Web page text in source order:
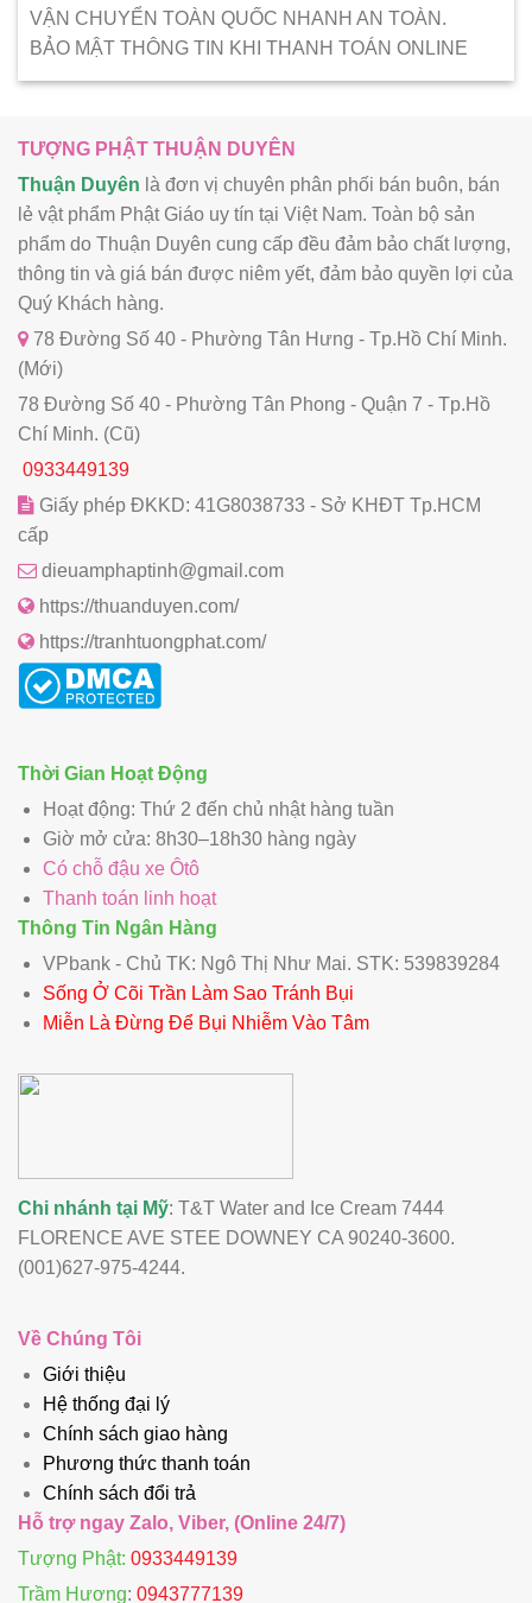
VẬN CHUYỂN TOÀN QUỐC NHANH AN TOÀN.
BẢO MẬT THÔNG TIN KHI THANH TOÁN ONLINE
TƯỢNG PHẬT THUẬN DUYÊN
Thuận Duyên là đơn vị chuyên phân phối bán buôn, bán
lẻ vật phẩm Phật Giáo uy tín tại Việt Nam. Toàn bộ sản
phẩm do Thuận Duyên cung cấp đều đảm bảo chất lượng,
thông tin và giá bán được niêm yết, đảm bảo quyền lợi của
Quý Khách hàng.
78 Đường Số 40 - Phường Tân Hưng - Tp.Hồ Chí Minh.
(Mới)
78 Đường Số 40 - Phường Tân Phong - Quận 7 - Tp.Hồ
Chí Minh. (Cũ)
0933449139
Giấy phép ĐKKD: 41G8038733 - Sở KHĐT Tp.HCM
cấp
dieuamphaptinh@gmail.com
https://thuanduyen.com/
https://tranhtuongphat.com/
Thời Gian Hoạt Động
Hoạt động: Thứ 2 đến chủ nhật hàng tuần
Giờ mở cửa: 8h30–18h30 hàng ngày
Có chỗ đậu xe Ôtô
Thanh toán linh hoạt
Thông Tin Ngân Hàng
VPbank - Chủ TK: Ngô Thị Như Mai. STK: 539839284
Sống Ở Cõi Trần Làm Sao Tránh Bụi
Miễn Là Đừng Để Bụi Nhiễm Vào Tâm
Chi nhánh tại Mỹ: T&T Water and Ice Cream 7444
FLORENCE AVE STEE DOWNEY CA 90240-3600.
(001)627-975-4244.
Về Chúng Tôi
Giới thiệu
Hệ thống đại lý
Chính sách giao hàng
Phương thức thanh toán
Chính sách đổi trả
Hỗ trợ ngay Zalo, Viber, (Online 24/7)
Tượng Phật: 0933449139
Trầm Hương: 0943777139